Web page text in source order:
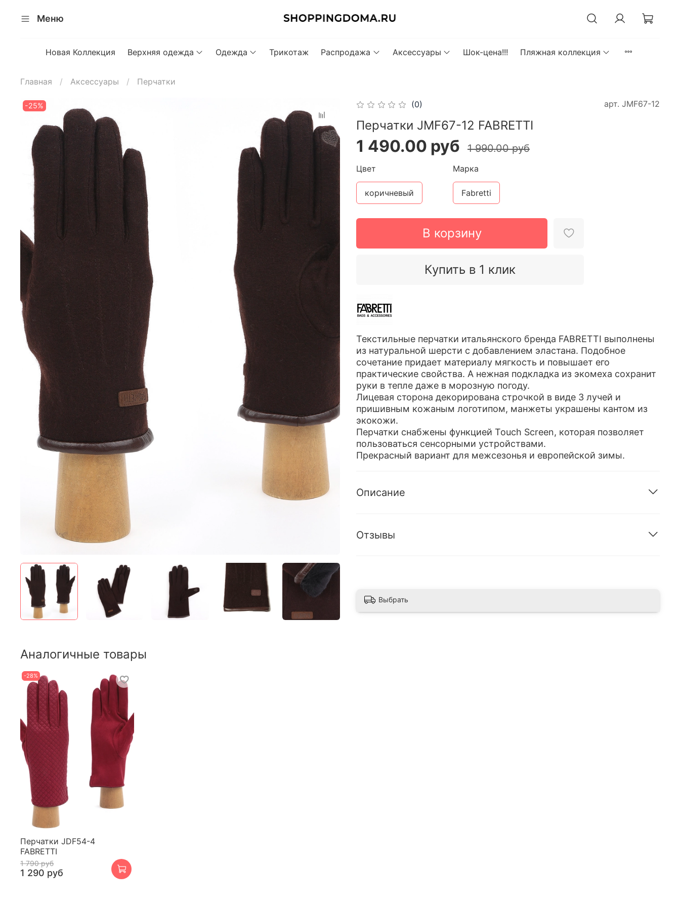
Меню
Новая Коллекция Верхняя одежда Одежда Трикотаж Распродажа Аксессуары Шок-цена!!! Пляжная коллекция
Главная Аксессуары Перчатки
-25% (0) арт. JMF67-12
Перчатки JMF67-12 FABRETTI
1 490.00 руб 1 990.00 руб
В корзину
Купить в 1 клик
Цвет
коричневый
Марка
Fabretti
Текстильные перчатки итальянского бренда FABRETTI выполнены
из натуральной шерсти c добавлением эластана. Подобное
сочетание придает материалу мягкость и повышает его
практические свойства. А нежная подкладка из экомеха сохранит
руки в тепле даже в морозную погоду.
Лицевая сторона декорирована строчкой в виде 3 лучей и
пришивным кожаным логотипом, манжеты украшены кантом из
экокожи.
Перчатки снабжены функцией Touch Screen, которая позволяет
пользоваться сенсорными устройствами.
Прекрасный вариант для межсезонья и европейской зимы.
Описание
Отзывы
Выбрать
Аналогичные товары
-28%
Перчатки JDF54-4
FABRETTI
1 790 руб
1 290 руб